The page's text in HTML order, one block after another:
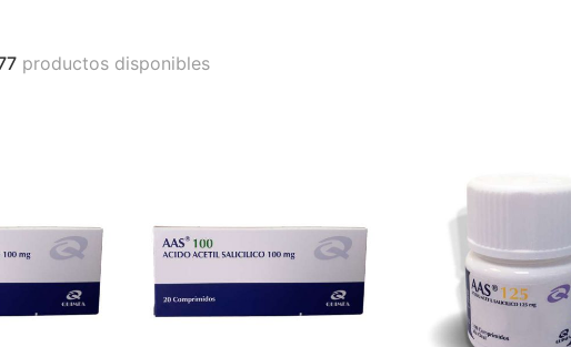
productos disponibles